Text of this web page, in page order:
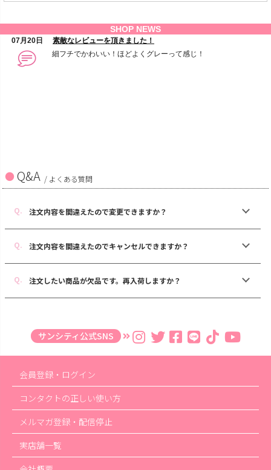
Q&A / よくある質問
注文内容を間違えたので変更できますか？
注文内容を間違えたのでキャンセルできますか？
注文したい商品が欠品です。再入荷しますか？
サンシティ公式SNS
会員登録・ログイン
コンタクトの正しい使い方
メルマガ登録・配信停止
実店舗一覧